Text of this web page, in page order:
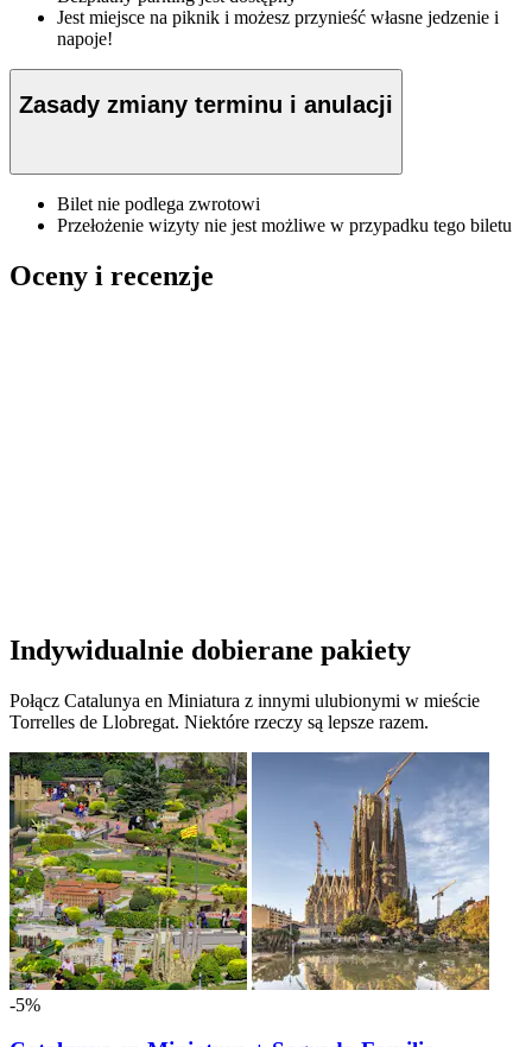
Jest miejsce na piknik i możesz przynieść własne jedzenie i
napoje!
Zasady zmiany terminu i anulacji
Bilet nie podlega zwrotowi
Przełożenie wizyty nie jest możliwe w przypadku tego biletu
Oceny i recenzje
Indywidualnie dobierane pakiety
Połącz Catalunya en Miniatura z innymi ulubionymi w mieście
Torrelles de Llobregat. Niektóre rzeczy są lepsze razem.
-5%